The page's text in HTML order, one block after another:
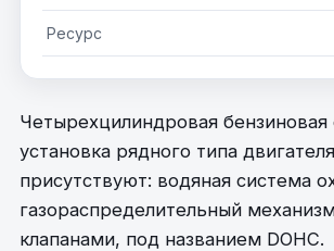
Ресурс
Четырехцилиндровая бензиновая
установка рядного типа
присутствуют: водяная система
газораспределительный
клапанами, под названием DOHC.